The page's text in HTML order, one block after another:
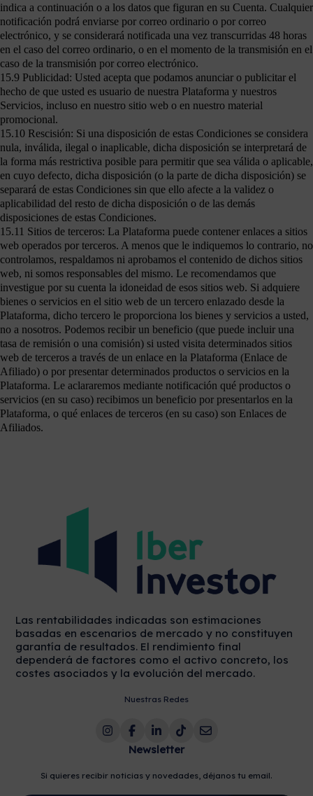
indica a continuación o a los datos que figuran en su Cuenta. Cualquier
notificación podrá enviarse por correo ordinario o por correo
electrónico, y se considerará notificada una vez transcurridas 48 horas
en el caso del correo ordinario, o en el momento de la transmisión en el
caso de la transmisión por correo electrónico.
15.9 Publicidad: Usted acepta que podamos anunciar o publicitar el
hecho de que usted es usuario de nuestra Plataforma y nuestros
Servicios, incluso en nuestro sitio web o en nuestro material
promocional.
15.10 Rescisión: Si una disposición de estas Condiciones se considera
nula, inválida, ilegal o inaplicable, dicha disposición se interpretará de
la forma más restrictiva posible para permitir que sea válida o aplicable,
en cuyo defecto, dicha disposición (o la parte de dicha disposición) se
separará de estas Condiciones sin que ello afecte a la validez o
aplicabilidad del resto de dicha disposición o de las demás
disposiciones de estas Condiciones.
15.11 Sitios de terceros: La Plataforma puede contener enlaces a sitios
web operados por terceros. A menos que le indiquemos lo contrario, no
controlamos, respaldamos ni aprobamos el contenido de dichos sitios
web, ni somos responsables del mismo. Le recomendamos que
investigue por su cuenta la idoneidad de esos sitios web. Si adquiere
bienes o servicios en el sitio web de un tercero enlazado desde la
Plataforma, dicho tercero le proporciona los bienes y servicios a usted,
no a nosotros. Podemos recibir un beneficio (que puede incluir una
tasa de remisión o una comisión) si usted visita determinados sitios
web de terceros a través de un enlace en la Plataforma (Enlace de
Afiliado) o por presentar determinados productos o servicios en la
Plataforma. Le aclararemos mediante notificación qué productos o
servicios (en su caso) recibimos un beneficio por presentarlos en la
Plataforma, o qué enlaces de terceros (en su caso) son Enlaces de
Afiliados.
Las rentabilidades indicadas son estimaciones
basadas en escenarios de mercado y no constituyen
garantía de resultados. El rendimiento final
dependerá de factores como el activo concreto, los
costes asociados y la evolución del mercado.
Nuestras Redes
Newsletter
Si quieres recibir noticias y novedades, déjanos tu email.